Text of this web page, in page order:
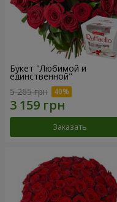
Букет "Любимой и
единственной"
5 265 грн
Заказать